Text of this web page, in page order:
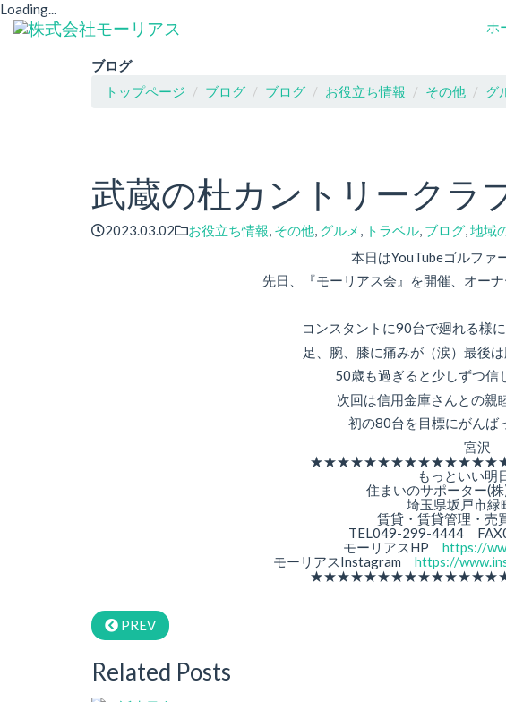
Loading...
ホ
ブログ
トップページ
ブログ ブログ お役立ち情報 その他 グ
武蔵の杜カントリークラ
2023.03.02 お役立ち情報, その他, グルメ , トラベル, ブログ,地域
本日はYouTubeゴルファ
先日、『モーリアス会』を開催、オー
コンスタントに90台で廻れる様
足、腕、膝に痛みが（涙）最後は
50歳も過ぎると少しずつ信
次回は信用金庫さんとの親
初の80台を目標にがんば
宮沢
もっといい明
住まいのサポーター(
埼玉県坂戸市緑
賃貸・賃貸管理・売
TEL049-299-4444
モーリアスHP https://
モーリアスInstagramhttps://
PREV
Related Posts